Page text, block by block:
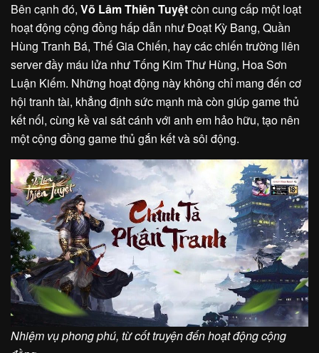
Bên cạnh đó, Võ Lâm Thiên Tuyệtcòn cung cấp một loạt
hoạt động cộng đồng hấp dẫn như Đoạt Kỳ Bang, Quần
Hùng Tranh Bá, Thế Gia Chiến, hay các chiến trường liên
server đầy máu lửa như Tống Kim Thư Hùng, Hoa Sơn
Luận Kiếm. Những hoạt động này không chỉ mang đến cơ
hội tranh tài, khẳng định sức mạnh mà còn giúp game thủ
kết nối, cùng kề vai sát cánh với anh em hảo hữu, tạo nên
một cộng đồng game thủ gắn kết và sôi động.
Nhiệm vụ phong phú, từ cốt truyện đến hoạt động cộng